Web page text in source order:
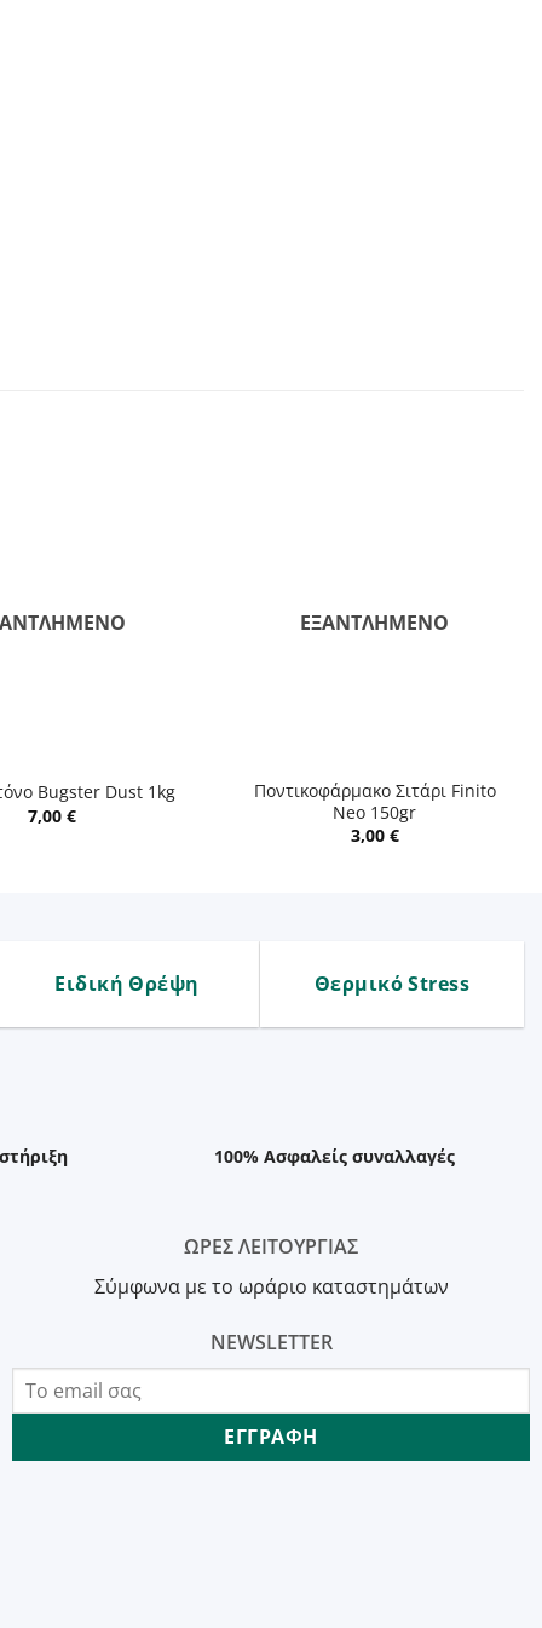
Bugster Dust 1kg
7,00 €
ΕΞΑΝΤΛΗΜΈΝΟ
Ποντικοφάρμακο Σιτάρι Finito
Neo 150gr
3,00 €
Ειδική Θρέψη Θερμικό Stress
100% Ασφαλείς συναλλαγές
ΩΡΕΣ ΛΕΙΤΟΥΡΓΙΑΣ
Σύμφωνα με το ωράριο καταστημάτων
NEWSLETTER